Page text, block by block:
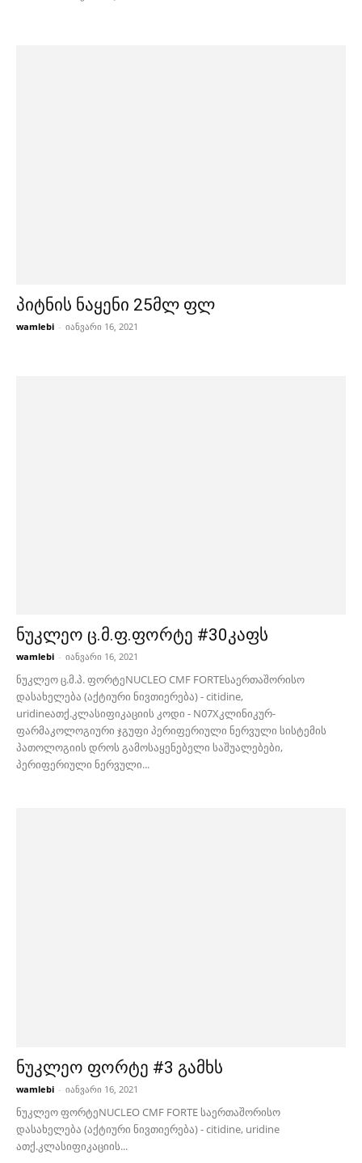
პიტნის ნაყენი 25მლ ფლ
wamlebi - იანვარი 16, 2021
ნუკლეო ც.მ.ფ.ფორტე #30კაფს
wamlebi - იანვარი 16, 2021
ნუკლეო ც.მ.პ. ფორტეNUCLEO CMF FORTEსაერთაშორისო
დასახელება (აქტიური ნივთიერება) - citidine,
uridineათქ.კლასიფიკაციის კოდი - N07Xკლინიკურ-
ფარმაკოლოგიური ჯგუფი პერიფერიული ნერვული სისტემის
პათოლოგიის დროს გამოსაყენებელი საშუალებები,
პერიფერიული ნერვული...
ნუკლეო ფორტე #3 გამხს
wamlebi - იანვარი 16, 2021
ნუკლეო ფორტეNUCLEO CMF FORTE საერთაშორისო
დასახელება (აქტიური ნივთიერება) - citidine, uridine
ათქ.კლასიფიკაციის...